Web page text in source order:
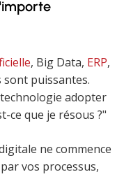
, Big Data, ERP,
sont puissantes.
adopter
ce que je résous ?"
ne commence
vos processus,